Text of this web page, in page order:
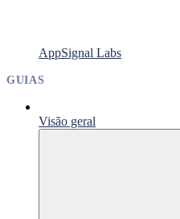
AppSignal Labs
GUIAS
Visão geral